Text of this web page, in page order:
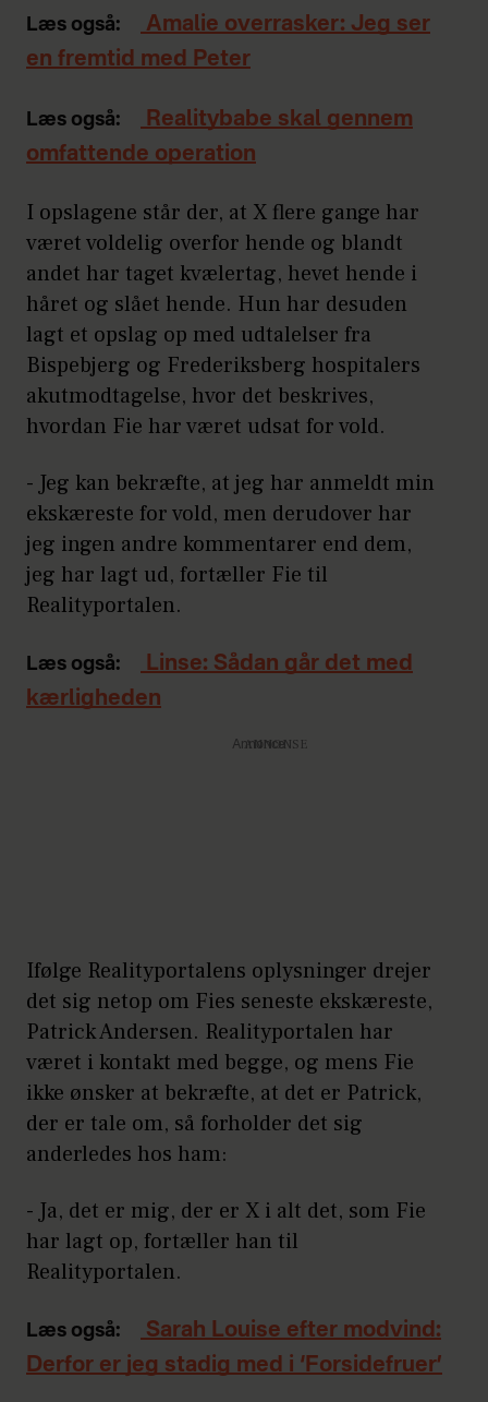
Læs også:
Amalie overrasker: Jeg ser
en fremtid med Peter
Læs også:
Realitybabe skal gennem
omfattende operation
I opslagene står der, at X flere gange har
været voldelig overfor hende og blandt
andet har taget kvælertag, hevet hende i
håret og slået hende. Hun har desuden
lagt et opslag op med udtalelser fra
Bispebjerg og Frederiksberg hospitalers
akutmodtagelse, hvor det beskrives,
hvordan Fie har været udsat for vold.
- Jeg kan bekræfte, at jeg har anmeldt min
ekskæreste for vold, men derudover har
jeg ingen andre kommentarer end dem,
jeg har lagt ud, fortæller Fie til
Realityportalen.
Læs også:
Linse: Sådan går det med
kærligheden
Annonce
Ifølge Realityportalens oplysninger drejer
det sig netop om Fies seneste ekskæreste,
Patrick Andersen. Realityportalen har
været i kontakt med begge, og mens Fie
ikke ønsker at bekræfte, at det er Patrick,
der er tale om, så forholder det sig
anderledes hos ham:
- Ja, det er mig, der er X i alt det, som Fie
har lagt op, fortæller han til
Realityportalen.
Læs også:
Sarah Louise efter modvind:
Derfor er jeg stadig med i ‘Forsidefruer’